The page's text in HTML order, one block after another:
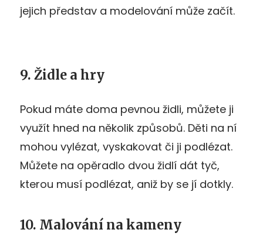
jejich představ a modelování může začít.
9. Židle a hry
Pokud máte doma pevnou židli, můžete ji
využít hned na několik způsobů. Děti na ní
mohou vylézat, vyskakovat či ji podlézat.
Můžete na opěradlo dvou židlí dát tyč,
kterou musí podlézat, aniž by se jí dotkly.
10. Malování na kameny